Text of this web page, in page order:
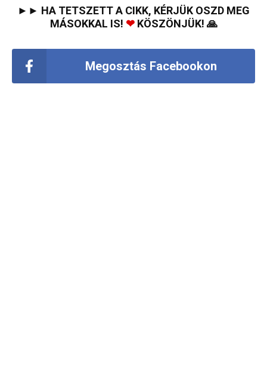
►► HA TETSZETT A CIKK, KÉRJÜK OSZD MEG
MÁSOKKAL IS! ❤KÖSZÖNJÜK! 🙏
Megosztás Facebookon